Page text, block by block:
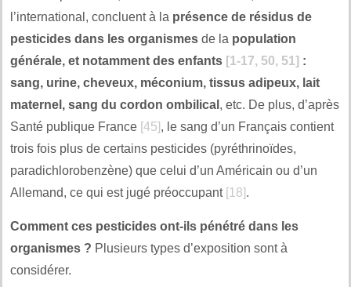
l’international, concluent à la présence de résidus de
pesticides dans les organismes de la population
générale, et notamment des enfants [1-17, 50, 51] :
sang, urine, cheveux, méconium, tissus adipeux, lait
maternel, sang du cordon ombilical , etc. De plus, d’après
Santé publique France [45], le sang d’un Français contient
trois fois plus de certains pesticides (pyréthrinoïdes,
paradichlorobenzène) que celui d’un Américain ou d’un
Allemand, ce qui est jugé préoccupant [18].
Comment ces pesticides ont-ils pénétré dans les
organismes ? Plusieurs types d’exposition sont à
considérer.